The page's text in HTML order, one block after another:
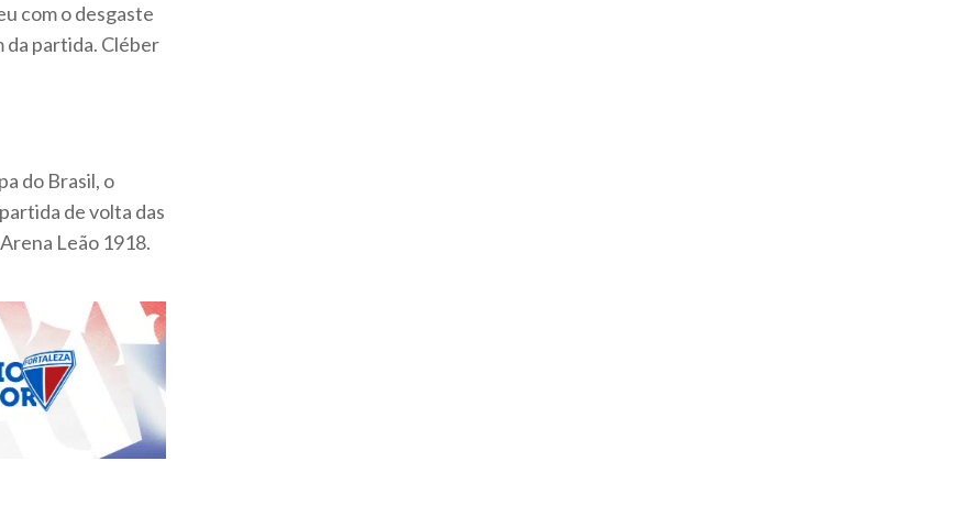
com o desgaste
da partida. Cléber
do Brasil, o
de volta das
Leão 1918.